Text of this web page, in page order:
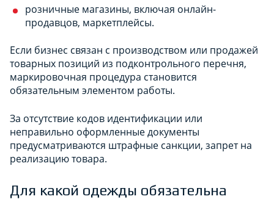
розничные магазины, включая онлайн-
продавцов, маркетплейсы.
Если бизнес связан с производством или продажей
товарных позиций из подконтрольного перечня,
маркировочная процедура становится
обязательным элементом работы.
За отсутствие кодов идентификации или
неправильно оформленные документы
предусматриваются штрафные санкции, запрет на
реализацию товара.
Для какой одежды обязательна